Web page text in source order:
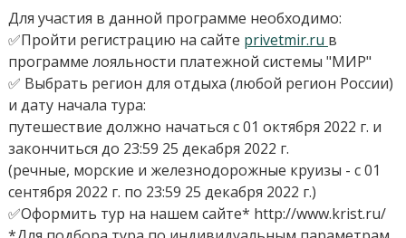
Для участия в данной программе необходимо:
✅Пройти регистрацию на сайте privetmir.ru в
программе лояльности платежной системы "МИР"
✅ Выбрать регион для отдыха (любой регион России)
и дату начала тура:
путешествие должно начаться с 01 октября 2022 г. и
закончиться до 23:59 25 декабря 2022 г.
(речные, морские и железнодорожные круизы - с 01
сентября 2022 г. по 23:59 25 декабря 2022 г.)
✅Оформить тур на нашем сайте* http://www.krist.ru/